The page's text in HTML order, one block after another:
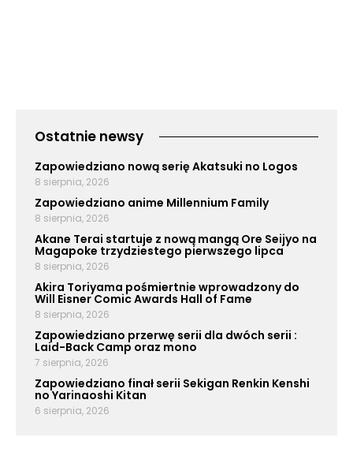
Ostatnie newsy
Zapowiedziano nową serię Akatsuki no Logos
8 sierpnia, 2026
Zapowiedziano anime Millennium Family
8 sierpnia, 2026
Akane Terai startuje z nową mangą Ore Seijyo na
Magapoke trzydziestego pierwszego lipca
8 sierpnia, 2026
Akira Toriyama pośmiertnie wprowadzony do
Will Eisner Comic Awards Hall of Fame
8 sierpnia, 2026
Zapowiedziano przerwę serii dla dwóch serii :
Laid-Back Camp oraz mono
7 sierpnia, 2026
Zapowiedziano finał serii Sekigan Renkin Kenshi
no Yarinaoshi Kitan
6 sierpnia, 2026